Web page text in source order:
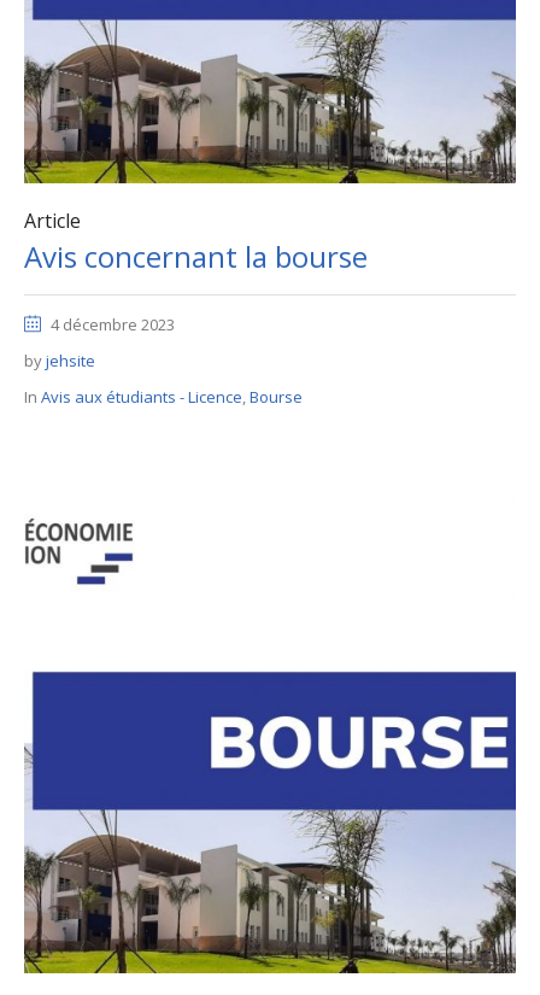
Article
Avis concernant la bourse
4 décembre 2023
byjehsite
In Avis aux étudiants - Licence,Bourse